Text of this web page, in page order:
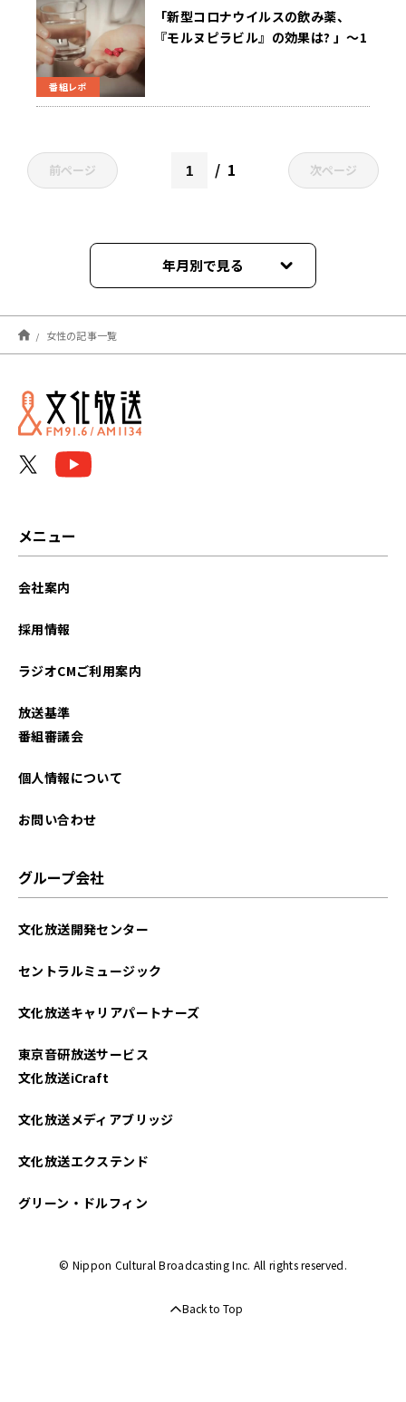
番組レポ
「新型コロナウイルスの飲み薬、
『モルヌピラビル』の効果は? 」～1
前ページ 1 次ページ
年月別で見る
2025年04月
2023年03月
2022年02月
女性の記事一覧
メニュー
会社案内
採用情報
ラジオCMご利用案内
放送基準
番組審議会
個人情報について
お問い合わせ
グループ会社
文化放送開発センター
セントラルミュージック
文化放送キャリアパートナーズ
東京音研放送サービス
文化放送iCraft
文化放送メディアブリッジ
文化放送エクステンド
グリーン・ドルフィン
© Nippon Cultural Broadcasting Inc. All rights reserved.
Back to Top